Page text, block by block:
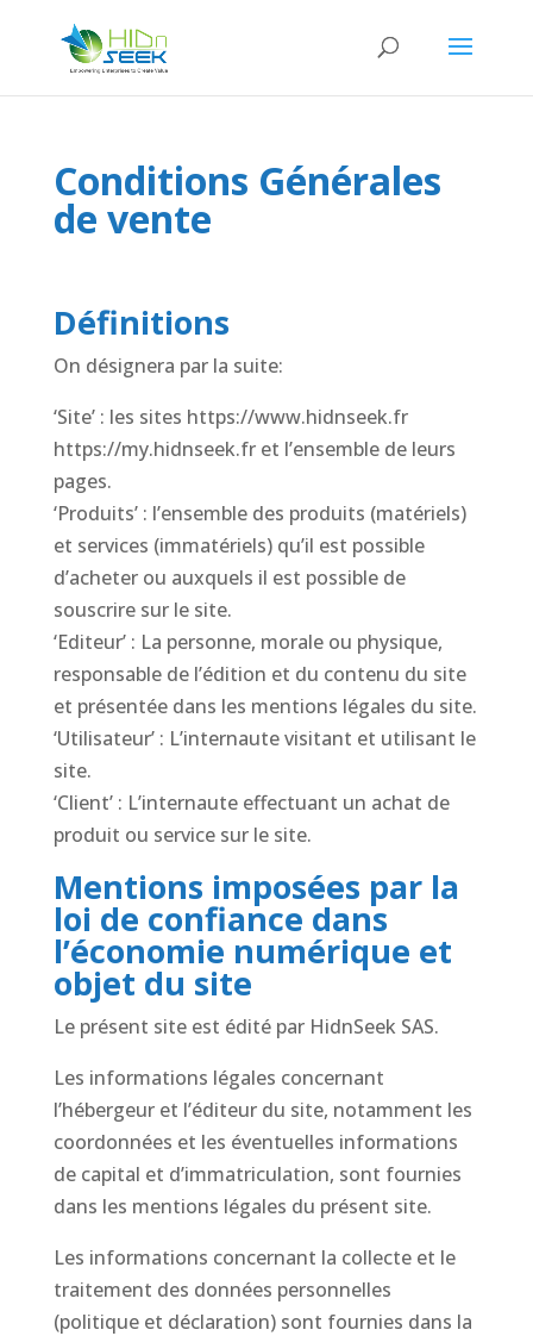
Conditions Générales
de vente
Définitions
On désignera par la suite:
‘Site’ : les sites https://www.hidnseek.fr
https://my.hidnseek.fr et l’ensemble de leurs
pages.
‘Produits’ : l’ensemble des produits (matériels)
et services (immatériels) qu’il est possible
d’acheter ou auxquels il est possible de
souscrire sur le site.
‘Editeur’ : La personne, morale ou physique,
responsable de l’édition et du contenu du site
et présentée dans les mentions légales du site.
‘Utilisateur’ : L’internaute visitant et utilisant le
site.
‘Client’ : L’internaute effectuant un achat de
produit ou service sur le site.
Mentions imposées par la
loi de confiance dans
l’économie numérique et
objet du site
Le présent site est édité par HidnSeek SAS.
Les informations légales concernant
l’hébergeur et l’éditeur du site, notamment les
coordonnées et les éventuelles informations
de capital et d’immatriculation, sont fournies
dans les mentions légales du présent site.
Les informations concernant la collecte et le
traitement des données personnelles
(politique et déclaration) sont fournies dans la